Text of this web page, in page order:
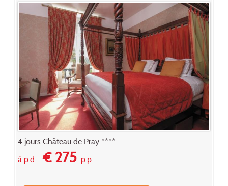
4 jours Château de Pray ****
à p.d.€ 275p.p.